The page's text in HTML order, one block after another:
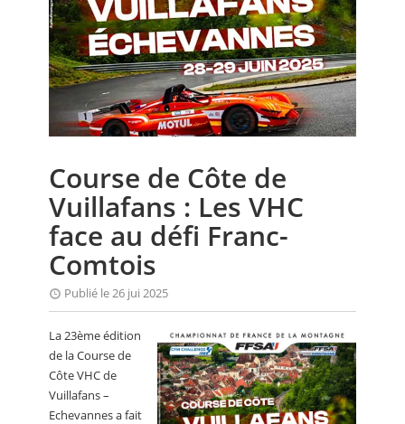
EVÈNEMENTS
CALENDRIER
FOCUS
ANNUAIRES
PETITES ANNONCES
Course de Côte de
Vuillafans : Les VHC
face au défi Franc-
Comtois
Publié le 26 jui 2025
La 23ème édition
de la Course de
Côte VHC de
Vuillafans –
Echevannes a fait